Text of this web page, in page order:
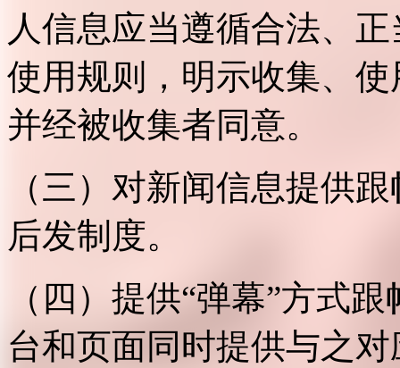
人信息应当遵循合法、
使用规则，明示收集、
并经被收集者同意。
（三）对新闻信息提供
后发制度。
（四）提供“弹幕”方式
台和页面同时提供与之